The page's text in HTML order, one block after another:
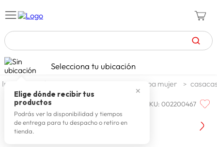
TÉRMINOS MÁS BUSCADOS
1. celulares
2. zapatillas mujer
3. zapatillas hombre
4. moda
Selecciona tu ubicación
✕
Elige dónde recibir tus
productos
Podrás ver la disponibilidad y tiempos
de entrega para tu despacho o retiro en
tienda.
moda y accesorios ropa mujer
Q'COOL SKU:002200467
Casaca Mujer Q'Cool Eymar